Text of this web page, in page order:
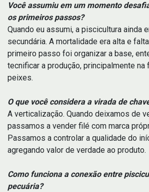
Você assumiu em um momento
os primeiros passos?
Quando eu assumi, a piscicultura ainda
secundária. A mortalidade era alta e
primeiro passo foi organizar a base,
tecnificar a produção, principalmente
peixes.
O que você considera a virada de
A verticalização. Quando deixamos de
passamos a vender filé com marca
Passamos a controlar a qualidade do
agregando valor de verdade ao produto.
Como funciona a conexão entre
pecuária?